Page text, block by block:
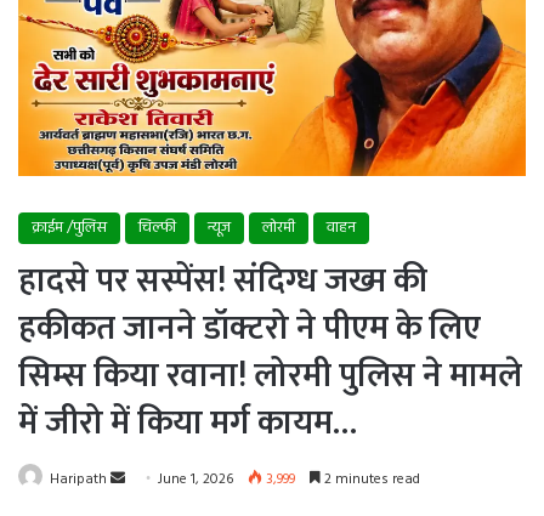
क्राईम /पुलिस चिल्फी न्यूज लोरमी वाहन
हादसे पर सस्पेंस! संदिग्ध जख्म की
हकीकत जानने डॉक्टरो ने पीएम के लिए
सिम्स किया रवाना! लोरमी पुलिस ने मामले
में जीरो में किया मर्ग कायम…
Haripath
Send June 1, 2026 3,999 2 minutes read